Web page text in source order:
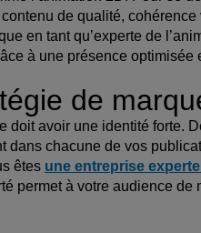
de qualité,
en tant qu’experte de
à une présence optimisée
de
doit avoir une identité forte.
dans chacune de vos
êtes une entreprise
permet à votre audience